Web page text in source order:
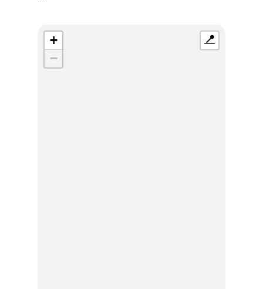
+
−
📍